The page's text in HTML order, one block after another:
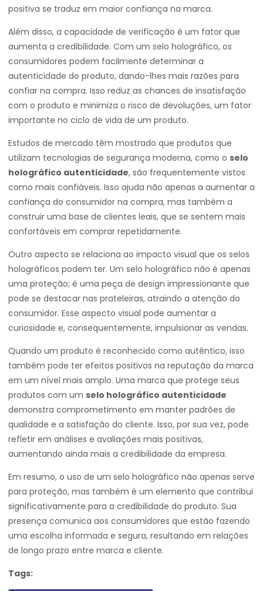
positiva se traduz em maior confiança na marca.
Além disso, a capacidade de verificação é um fator que
aumenta a credibilidade. Com um selo holográfico, os
consumidores podem facilmente determinar a
autenticidade do produto, dando-lhes mais razões para
confiar na compra. Isso reduz as chances de insatisfação
com o produto e minimiza o risco de devoluções, um fator
importante no ciclo de vida de um produto.
Estudos de mercado têm mostrado que produtos que
utilizam tecnologias de segurança moderna, como o selo
holográfico autenticidade, são frequentemente vistos
como mais confiáveis. Isso ajuda não apenas a aumentar a
confiança do consumidor na compra, mas também a
construir uma base de clientes leais, que se sentem mais
confortáveis em comprar repetidamente.
Outro aspecto se relaciona ao impacto visual que os selos
holográficos podem ter. Um selo holográfico não é apenas
uma proteção; é uma peça de design impressionante que
pode se destacar nas prateleiras, atraindo a atenção do
consumidor. Esse aspecto visual pode aumentar a
curiosidade e, consequentemente, impulsionar as vendas.
Quando um produto é reconhecido como autêntico, isso
também pode ter efeitos positivos na reputação da marca
em um nível mais amplo. Uma marca que protege seus
produtos com um selo holográfico autenticidade
demonstra comprometimento em manter padrões de
qualidade e a satisfação do cliente. Isso, por sua vez, pode
refletir em análises e avaliações mais positivas,
aumentando ainda mais a credibilidade da empresa.
Em resumo, o uso de um selo holográfico não apenas serve
para proteção, mas também é um elemento que contribui
significativamente para a credibilidade do produto. Sua
presença comunica aos consumidores que estão fazendo
uma escolha informada e segura, resultando em relações
de longo prazo entre marca e cliente.
Tags: